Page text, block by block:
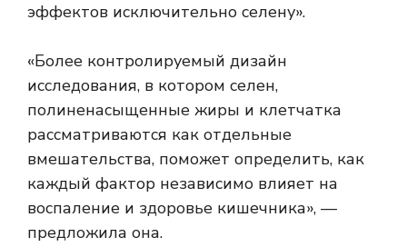
эффектов исключительно селену».
«Более контролируемый дизайн
исследования, в котором селен,
полиненасыщенные жиры и клетчатка
рассматриваются как отдельные
вмешательства, поможет определить, как
каждый фактор независимо влияет на
воспаление и здоровье кишечника», —
предложила она.